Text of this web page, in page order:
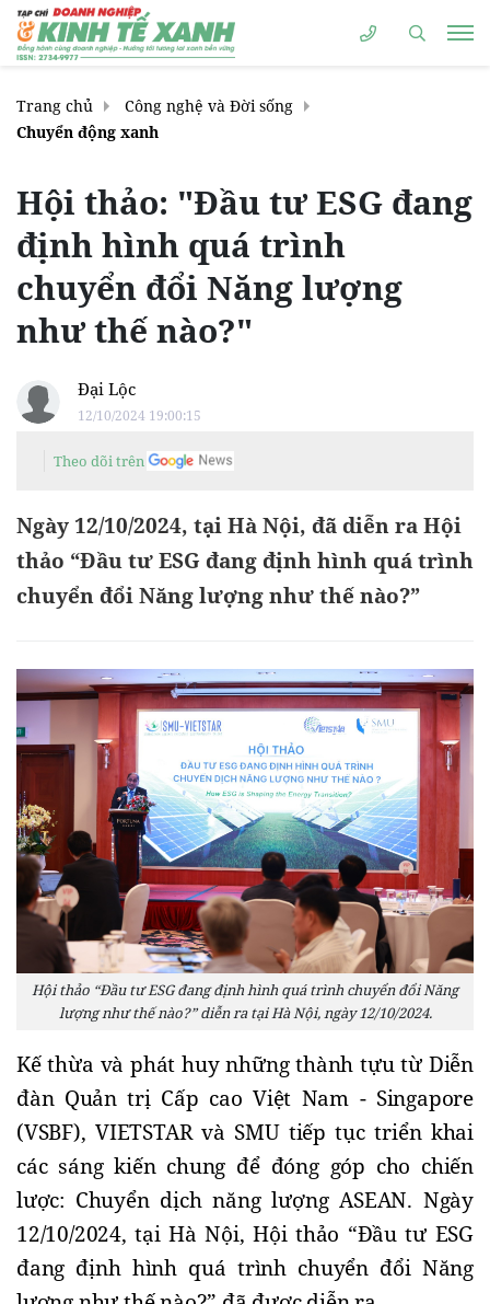
Trang chủ
Công nghệ và Đời sống
Chuyển động xanh
Hội thảo: "Đầu tư ESG đang
định hình quá trình
chuyển đổi Năng lượng
như thế nào?"
Đại Lộc
12/10/2024 19:00:15
Theo dõi trên
Ngày 12/10/2024, tại Hà Nội, đã diễn ra Hội
thảo “Đầu tư ESG đang định hình quá trình
chuyển đổi Năng lượng như thế nào?”
Hội thảo “Đầu tư ESG đang định hình quá trình chuyển đổi Năng
lượng như thế nào?” diễn ra tại Hà Nội, ngày 12/10/2024.
Kế thừa và phát huy những thành tựu từ Diễn
đàn Quản trị Cấp cao Việt Nam - Singapore
(VSBF), VIETSTAR và SMU tiếp tục triển khai
các sáng kiến chung để đóng góp cho chiến
lược: Chuyển dịch năng lượng ASEAN. Ngày
12/10/2024, tại Hà Nội, Hội thảo “Đầu tư ESG
đang định hình quá trình chuyển đổi Năng